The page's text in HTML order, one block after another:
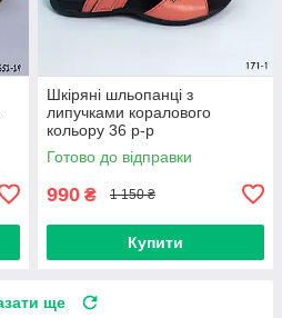
Шкіряні шльопанці з
липучками коралового
кольору 36 р-р
Готово до відправки
990 ₴ 1 150 ₴
Купити
ще